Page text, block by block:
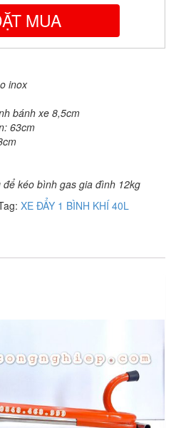
MUA
inox
bánh xe 8,5cm
63cm
kéo bình gas gia đình 12kg
XE ĐẨY 1 BÌNH KHÍ 40L